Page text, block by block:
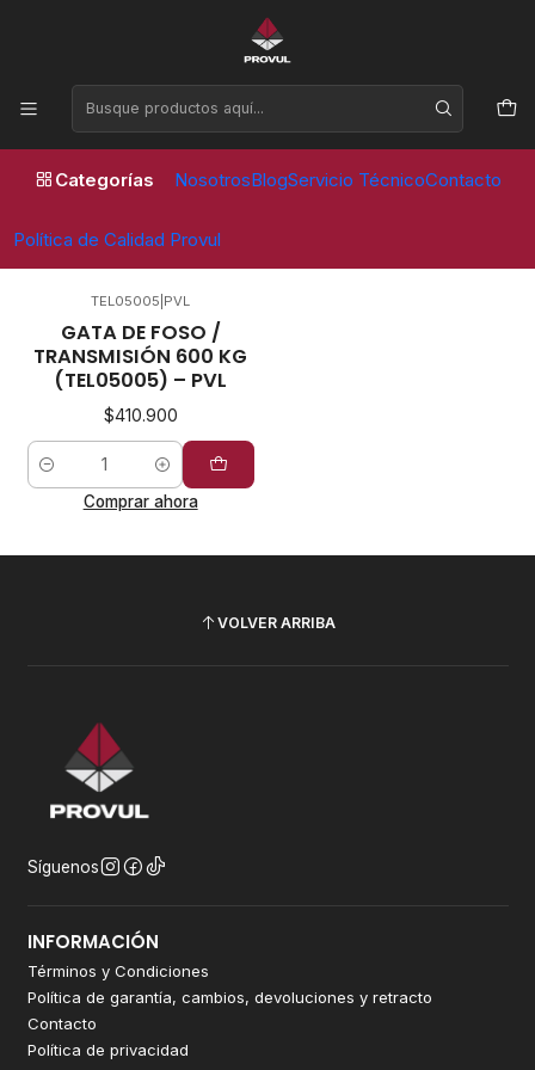
Categorías NosotrosBlogServicio TécnicoContacto
Política de Calidad Provul
Horario de atención Lunes a Viernes de 09:00 a 17:30 horas
Inicio Gatas
Foso
TEL05005 PVL
GATA DE FOSO /
TRANSMISIÓN 600 KG
(TEL05005) – PVL
$410.900
Cantidad
Comprar ahora
VOLVER ARRIBA
Síguenos
INFORMACIÓN
Términos y Condiciones
Política de garantía, cambios, devoluciones y retracto
Contacto
Política de privacidad